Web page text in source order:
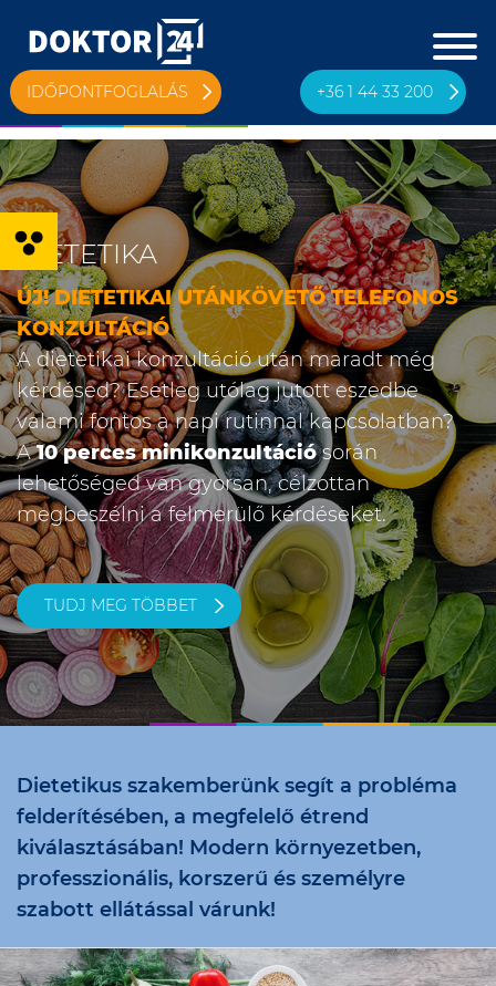
Eszköztár megnyitása
IDŐPONTFOGLALÁS +36 1 44 33 200
DIETETIKA
ÚJ! DIETETIKAI UTÁNKÖVETŐ TELEFONOS
KONZULTÁCIÓ
A dietetikai konzultáció után maradt még
kérdésed? Esetleg utólag jutott eszedbe
valami fontos a napi rutinnal kapcsolatban?
A10 perces minikonzultációsorán
lehetőséged van gyorsan, célzottan
megbeszélni a felmerülő kérdéseket.
TUDJ MEG TÖBBET
Dietetikus szakemberünk segít a probléma
felderítésében, a megfelelő étrend
kiválasztásában! Modern környezetben,
professzionális, korszerű és személyre
szabott ellátással várunk!